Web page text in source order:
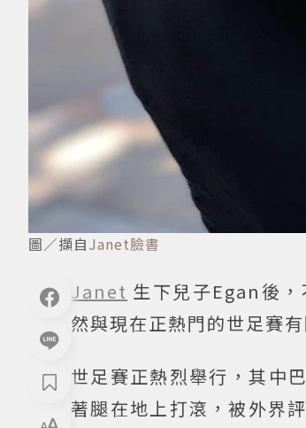
圖／擷自Janet臉書
Janet 生下兒子Egan後
然與現在正熱門的世足賽
世足賽正熱烈舉行，其中
著腿在地上打滾，被外界